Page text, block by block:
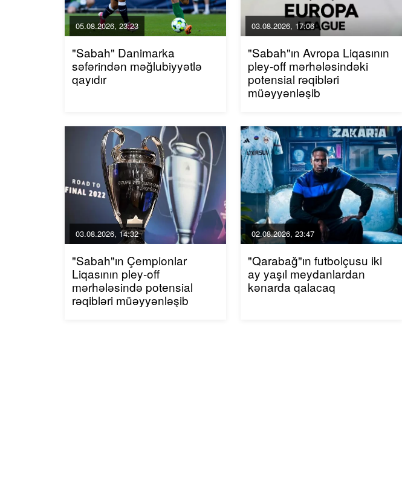
05.08.2026, 23:23
"Sabah" Danimarka
səfərindən məğlubiyyətlə
qayıdır
03.08.2026, 17:06
"Sabah"ın Avropa Liqasının
pley-off mərhələsindəki
potensial rəqibləri
müəyyənləşib
03.08.2026, 14:32
"Sabah"ın Çempionlar
Liqasının pley-off
mərhələsində potensial
rəqibləri müəyyənləşib
02.08.2026, 23:47
"Qarabağ"ın futbolçusu iki
ay yaşıl meydanlardan
kənarda qalacaq